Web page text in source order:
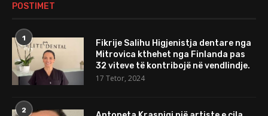
POSTIMET
1
Fikrije Salihu Higjenistja dentare nga
Mitrovica kthehet nga Finlanda pas
32 viteve të kontribojë në vendlindje.
17 Tetor, 2024
2